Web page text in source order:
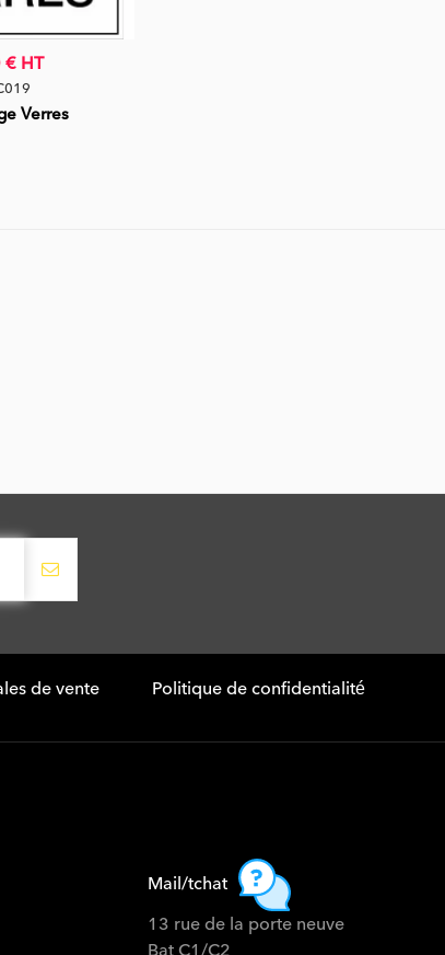
Verres
€ HT
de vente Politique de confidentialité
Mail/tchat
13 rue de la porte neuve
Bat C1/C2